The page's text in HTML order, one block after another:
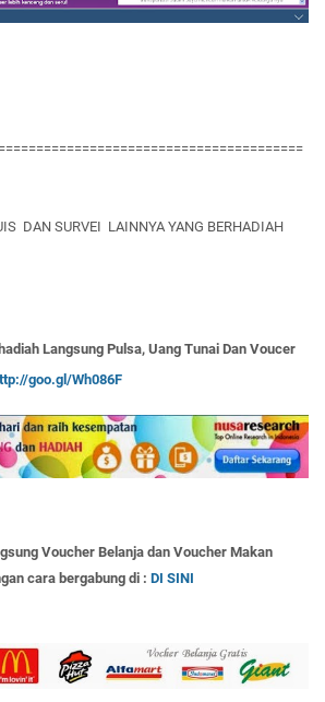
DAN SURVEI LAINNYA YANG BERHADIAH
Langsung Pulsa, Uang Tunai Dan Voucer
goo.gl/Wh086F
Voucher Belanja dan Voucher Makan
cara bergabung di : DI SINI